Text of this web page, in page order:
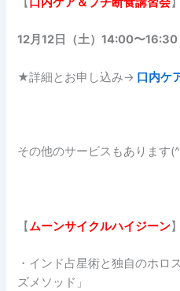
12月12日（土）14:00〜16:30
★詳細とお申し込み→ 口内ケ
その他のサービスもあります
【ムーンサイクルハイジーン
・インド占星術と独自のホロ
ズメソッド」